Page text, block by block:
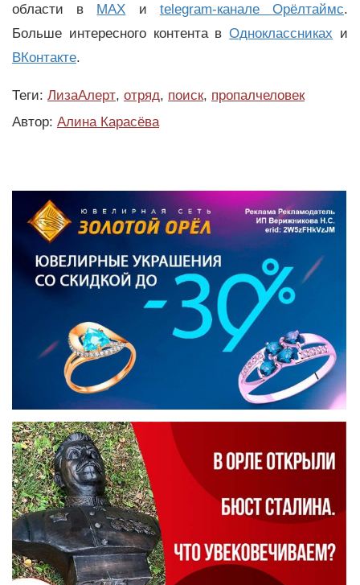
области в MAX и telegram-канале Орёлтаймс.
Больше интересного контента вОдноклассниках и
ВКонтакте.
Теги: ЛизаАлерт, отряд, поиск, пропалчеловек
Автор: Алина Карасёва